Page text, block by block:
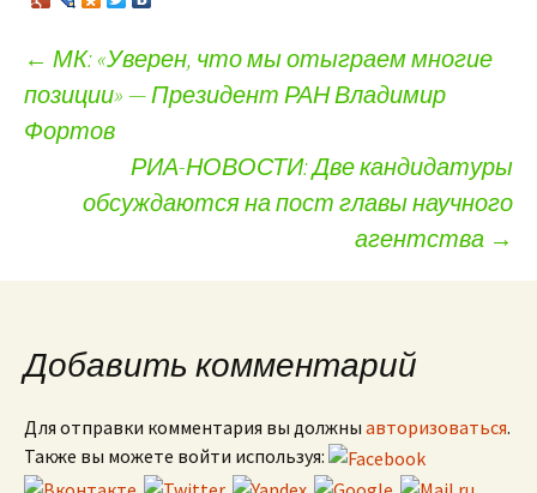
Навигация по записям
← МК: «Уверен, что мы отыграем многие
позиции» — Президент РАН Владимир
Фортов
РИА-НОВОСТИ: Две кандидатуры
обсуждаются на пост главы научного
агентства →
Добавить комментарий
Для отправки комментария вы должны авторизоваться.
Также вы можете войти используя: